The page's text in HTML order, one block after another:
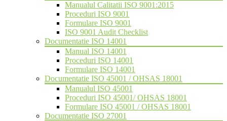
Manualul Calitatii ISO 9001:2015
Proceduri ISO 9001
Formulare ISO 9001
ISO 9001 Audit Checklist
Documentatie ISO 14001
Manual ISO 14001
Proceduri ISO 14001
Formulare ISO 14001
Documentatie ISO 45001 / OHSAS 18001
Manualul ISO 45001
Proceduri ISO 45001/ OHSAS 18001
Formulare ISO 45001 / OHSAS 18001
Documentatie ISO 27001